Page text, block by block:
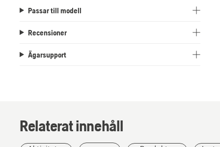
Passar till modell
Recensioner
Ägarsupport
Relaterat innehåll
och